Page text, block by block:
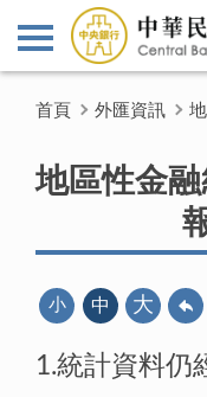
首頁 外匯資訊
地區性金
小 中 大
1.統計資料仍